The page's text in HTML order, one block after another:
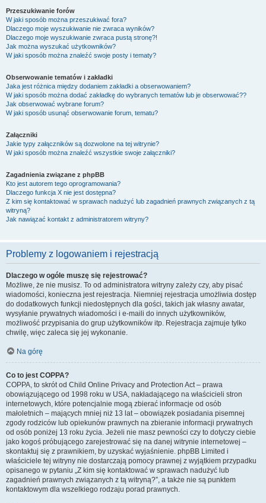
Przeszukiwanie forów
W jaki sposób można przeszukiwać fora?
Dlaczego moje wyszukiwanie nie zwraca wyników?
Dlaczego moje wyszukiwanie zwraca pustą stronę?!
Jak można wyszukać użytkowników?
W jaki sposób można znaleźć swoje posty i tematy?
Obserwowanie tematów i zakładki
Jaka jest różnica między dodaniem zakładki a obserwowaniem?
W jaki sposób można dodać zakładkę do wybranych tematów lub je obserwować??
Jak obserwować wybrane forum?
W jaki sposób usunąć obserwowanie forum, tematu?
Załączniki
Jakie typy załączników są dozwolone na tej witrynie?
W jaki sposób można znaleźć wszystkie swoje załączniki?
Zagadnienia związane z phpBB
Kto jest autorem tego oprogramowania?
Dlaczego funkcja X nie jest dostępna?
Z kim się kontaktować w sprawach nadużyć lub zagadnień prawnych związanych z tą
witryną?
Jak nawiązać kontakt z administratorem witryny?
Problemy z logowaniem i rejestracją
Dlaczego w ogóle muszę się rejestrować?
Możliwe, że nie musisz. To od administratora witryny zależy czy, aby pisać
wiadomości, konieczna jest rejestracja. Niemniej rejestracja umożliwia dostęp
do dodatkowych funkcji niedostępnych dla gości, takich jak własny awatar,
wysyłanie prywatnych wiadomości i e-maili do innych użytkowników,
możliwość przypisania do grup użytkowników itp. Rejestracja zajmuje tylko
chwilę, więc zaleca się jej wykonanie.
Na górę
Co to jest COPPA?
COPPA, to skrót od Child Online Privacy and Protection Act – prawa
obowiązującego od 1998 roku w USA, nakładającego na właścicieli stron
internetowych, które potencjalnie mogą zbierać informacje od osób
małoletnich – mających mniej niż 13 lat – obowiązek posiadania pisemnej
zgody rodziców lub opiekunów prawnych na zbieranie informacji prywatnych
od osób poniżej 13 roku życia. Jeżeli nie masz pewności czy to dotyczy ciebie
jako kogoś próbującego zarejestrować się na danej witrynie internetowej –
skontaktuj się z prawnikiem, by uzyskać wyjaśnienie. phpBB Limited i
właściciele tej witryny nie dostarczają pomocy prawnej z wyjątkiem przypadku
opisanego w pytaniu „Z kim się kontaktować w sprawach nadużyć lub
zagadnień prawnych związanych z tą witryną?”, a także nie są punktem
kontaktowym dla wszelkiego rodzaju porad prawnych.